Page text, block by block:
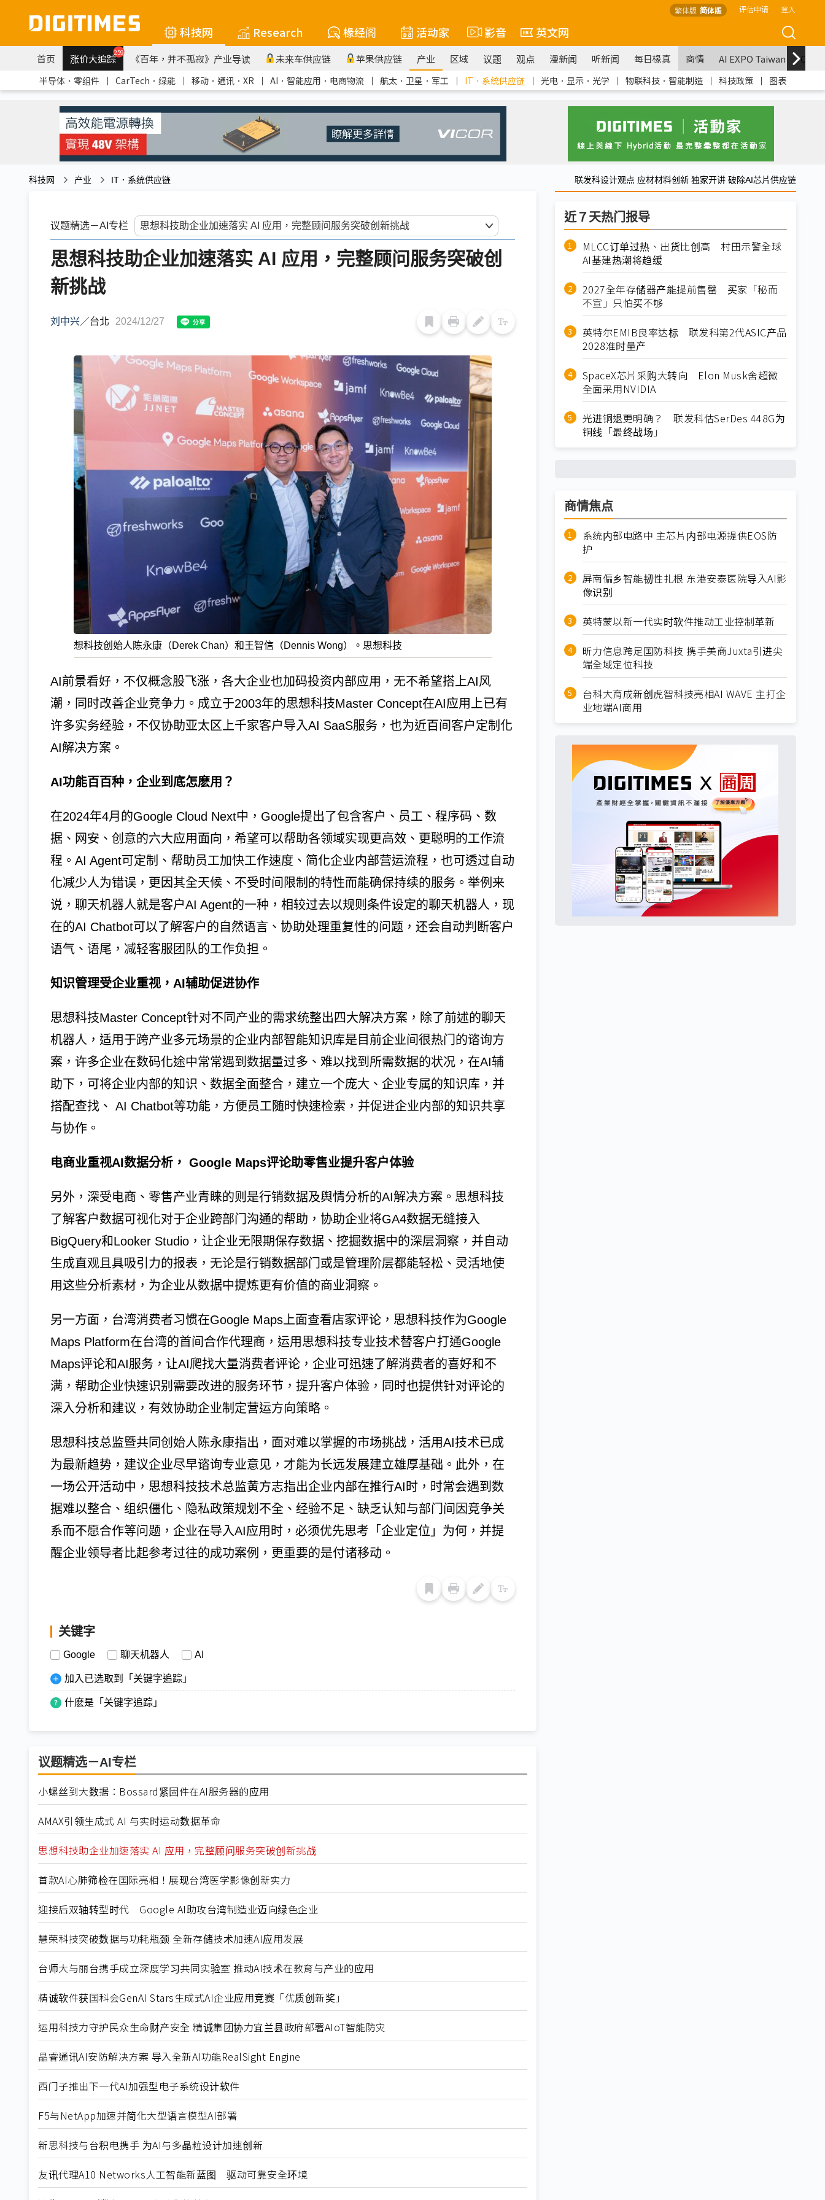
繁体版 简体版 评估申请 登入
科技网 Research 椽经阁 活动家 影音 英文网
首页 涨价大追踪259 《百年，并不孤寂》产业导读 未来车供应链 苹果供应链 产业 区域 议题 观点 漫新闻 听新闻 每日椽真 商情 AI EXPO Taiwan
半导体．零组件 ｜ CarTech．绿能 ｜ 移动．通讯．XR ｜ AI．智能应用．电商物流 ｜ 航太．卫星．军工 ｜ IT．系统供应链 ｜ 光电．显示．光学 ｜ 物联科技．智能制造 ｜ 科技政策 ｜ 图表
科技网 产业 IT．系统供应链 联发科设计观点 应材材料创新 独家开讲 破除AI芯片供应链
议题精选－AI专栏
思想科技助企业加速落实 AI 应用，完整顾问服务突破创
新挑战
刘中兴／台北 2024/12/27
想科技创始人陈永康（Derek Chan）和王智信（Dennis Wong）。思想科技
AI前景看好，不仅概念股飞涨，各大企业也加码投资内部应用，无不希望搭上AI风
潮，同时改善企业竞争力。成立于2003年的思想科技Master Concept在AI应用上已有
许多实务经验，不仅协助亚太区上千家客户导入AI SaaS服务，也为近百间客户定制化
AI解决方案。
AI功能百百种，企业到底怎麽用？
在2024年4月的Google Cloud Next中，Google提出了包含客户、员工、程序码、数
据、网安、创意的六大应用面向，希望可以帮助各领域实现更高效、更聪明的工作流
程。AI Agent可定制、帮助员工加快工作速度、简化企业内部营运流程，也可透过自动
化减少人为错误，更因其全天候、不受时间限制的特性而能确保持续的服务。举例来
说，聊天机器人就是客户AI Agent的一种，相较过去以规则条件设定的聊天机器人，现
在的AI Chatbot可以了解客户的自然语言、协助处理重复性的问题，还会自动判断客户
语气、语尾，减轻客服团队的工作负担。
知识管理受企业重视，AI辅助促进协作
思想科技Master Concept针对不同产业的需求统整出四大解决方案，除了前述的聊天
机器人，适用于跨产业多元场景的企业内部智能知识库是目前企业间很热门的谘询方
案，许多企业在数码化途中常常遇到数据量过多、难以找到所需数据的状况，在AI辅
助下，可将企业内部的知识、数据全面整合，建立一个庞大、企业专属的知识库，并
搭配查找、 AI Chatbot等功能，方便员工随时快速检索，并促进企业内部的知识共享
与协作。
电商业重视AI数据分析， Google Maps评论助零售业提升客户体验
另外，深受电商、零售产业青睐的则是行销数据及舆情分析的AI解决方案。思想科技
了解客户数据可视化对于企业跨部门沟通的帮助，协助企业将GA4数据无缝接入
BigQuery和Looker Studio，让企业无限期保存数据、挖掘数据中的深层洞察，并自动
生成直观且具吸引力的报表，无论是行销数据部门或是管理阶层都能轻松、灵活地使
用这些分析素材，为企业从数据中提炼更有价值的商业洞察。
另一方面，台湾消费者习惯在Google Maps上面查看店家评论，思想科技作为Google
Maps Platform在台湾的首间合作代理商，运用思想科技专业技术替客户打通Google
Maps评论和AI服务，让AI爬找大量消费者评论，企业可迅速了解消费者的喜好和不
满，帮助企业快速识别需要改进的服务环节，提升客户体验，同时也提供针对评论的
深入分析和建议，有效协助企业制定营运方向策略。
思想科技总监暨共同创始人陈永康指出，面对难以掌握的市场挑战，活用AI技术已成
为最新趋势，建议企业尽早谘询专业意见，才能为长远发展建立雄厚基础。此外，在
一场公开活动中，思想科技技术总监黄方志指出企业内部在推行AI时，时常会遇到数
据难以整合、组织僵化、隐私政策规划不全、经验不足、缺乏认知与部门间因竞争关
系而不愿合作等问题，企业在导入AI应用时，必须优先思考「企业定位」为何，并提
醒企业领导者比起参考过往的成功案例，更重要的是付诸移动。
关键字
Google 聊天机器人 AI
加入已选取到「关键字追踪」
什麽是「关键字追踪」
议题精选－AI专栏
小螺丝到大数据：Bossard紧固件在AI服务器的应用
AMAX引领生成式 AI 与实时运动数据革命
思想科技助企业加速落实 AI 应用，完整顾问服务突破创新挑战
首款AI心肺筛检在国际亮相！展现台湾医学影像创新实力
迎接后双轴转型时代 Google AI助攻台湾制造业迈向绿色企业
慧荣科技突破数据与功耗瓶颈 全新存储技术加速AI应用发展
台师大与丽台携手成立深度学习共同实验室 推动AI技术在教育与产业的应用
精诚软件获国科会GenAI Stars生成式AI企业应用竞赛「优质创新奖」
运用科技力守护民众生命财产安全 精诚集团协力宜兰县政府部署AIoT智能防灾
晶睿通讯AI安防解决方案 导入全新AI功能RealSight Engine
西门子推出下一代AI加强型电子系统设计软件
F5与NetApp加速并简化大型语言模型AI部署
新思科技与台积电携手 为AI与多晶粒设计加速创新
友讯代理A10 Networks人工智能新蓝图 驱动可靠安全环境
近７天热门报导
MLCC订单过热、出货比创高 村田示警全球
AI基建热潮将趋缓
2027全年存储器产能提前售罄 买家「秘而
不宣」只怕买不够
英特尔EMIB良率达标 联发科第2代ASIC产品
2028准时量产
SpaceX芯片采购大转向 Elon Musk舍超微
全面采用NVIDIA
光进铜退更明确？ 联发科估SerDes 448G为
铜线「最终战场」
商情焦点
系统内部电路中 主芯片内部电源提供EOS防
护
屏南偏乡智能韧性扎根 东港安泰医院导入AI影
像识别
英特蒙以新一代实时软件推动工业控制革新
昕力信息跨足国防科技 携手美商Juxta引进尖
端全域定位科技
台科大育成新创虎智科技亮相AI WAVE 主打企
业地端AI商用